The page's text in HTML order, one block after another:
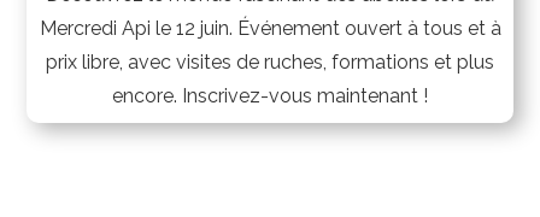
Mercredi Api le 12 juin. Événement ouvert à tous et à
prix libre, avec visites de ruches, formations et plus
encore. Inscrivez-vous maintenant !